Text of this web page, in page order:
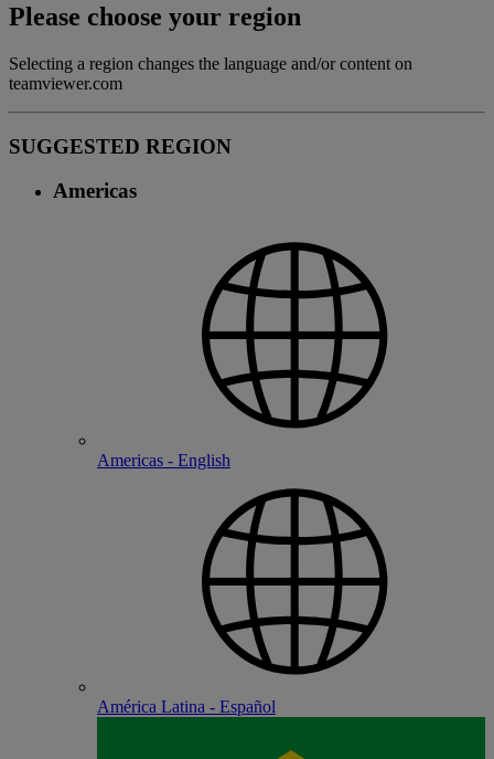
Please choose your region
Selecting a region changes the language and/or content on
teamviewer.com
SUGGESTED REGION
Americas
Americas - English
América Latina - Español